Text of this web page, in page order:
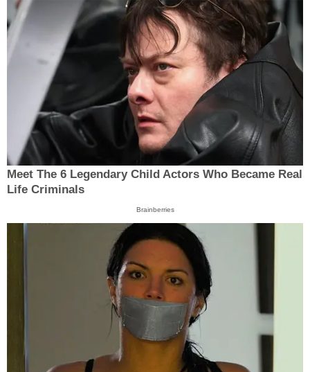
Meet The 6 Legendary Child Actors Who Became Real
Life Criminals
Brainberries